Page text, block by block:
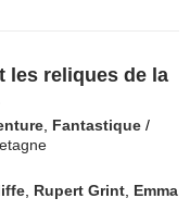
les reliques de la
, Fantastique /
, Rupert Grint, Emma